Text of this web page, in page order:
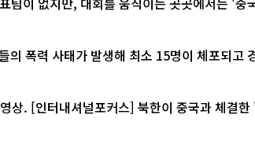
폭력 사태가 발생해 최소 15명이 체포되고